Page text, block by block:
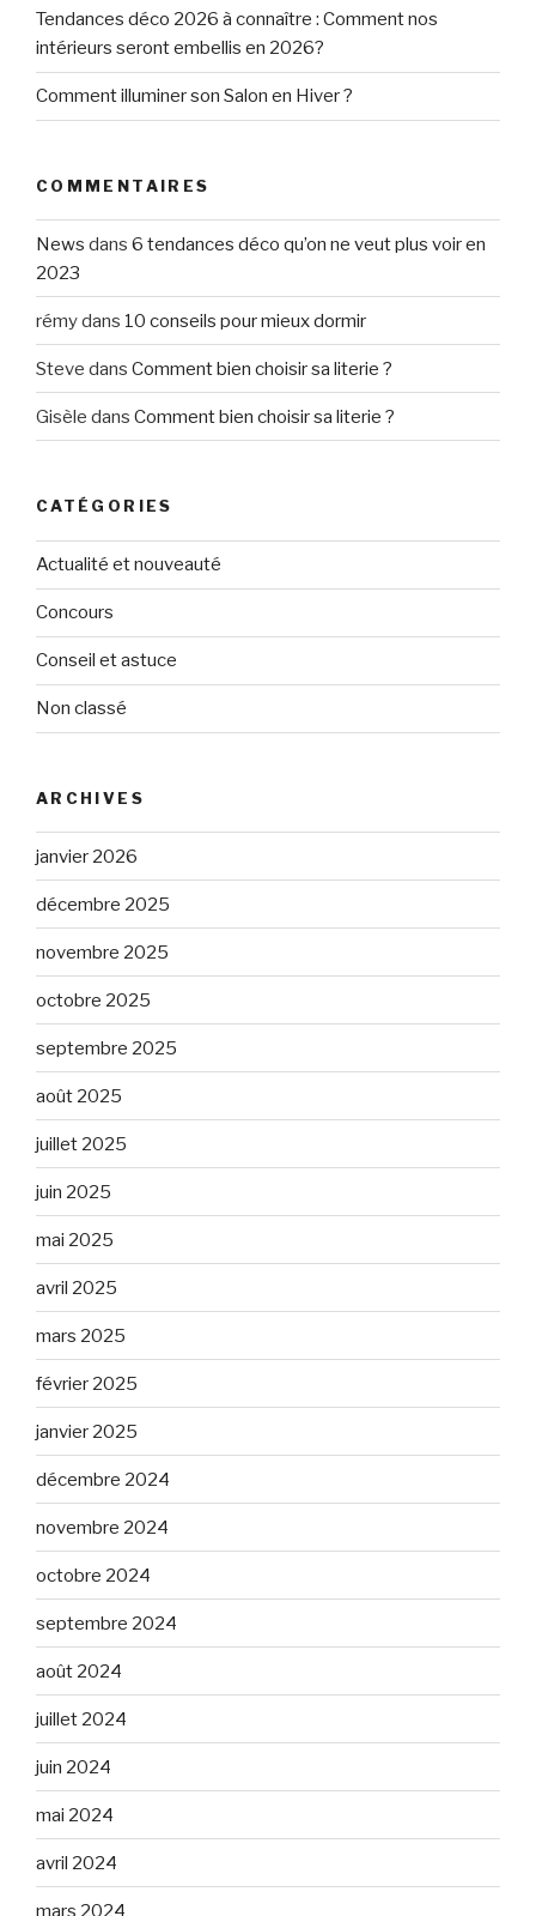
Tendances déco 2026 à connaître : Comment nos
intérieurs seront embellis en 2026?
Comment illuminer son Salon en Hiver ?
COMMENTAIRES
News dans 6 tendances déco qu’on ne veut plus voir en
2023
rémydans 10 conseils pour mieux dormir
Steve dans Comment bien choisir sa literie ?
Gisèle dans Comment bien choisir sa literie ?
CATÉGORIES
Actualité et nouveauté
Concours
Conseil et astuce
Non classé
ARCHIVES
janvier 2026
décembre 2025
novembre 2025
octobre 2025
septembre 2025
août 2025
juillet 2025
juin 2025
mai 2025
avril 2025
mars 2025
février 2025
janvier 2025
décembre 2024
novembre 2024
octobre 2024
septembre 2024
août 2024
juillet 2024
juin 2024
mai 2024
avril 2024
mars 2024